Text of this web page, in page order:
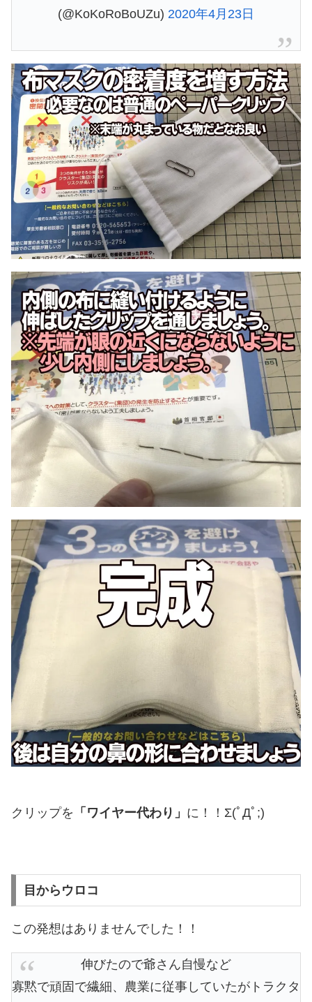
(@KoKoRoBoUZu) 2020年4月23日
クリップを 「ワイヤー代わり」 に！！Σ(ﾟДﾟ;)
目からウロコ
この発想はありませんでした！！
伸びたので爺さん自慢など
寡黙で頑固で繊細、農業に従事していたがトラクタ